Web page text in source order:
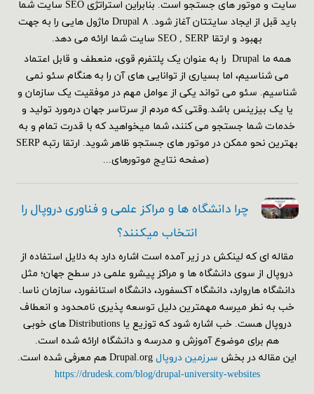
سایت و موتور های جستجو است. بنابراین استراتژی SEO سایت شما
باید قبل از ایجاد سایتتان آغاز شود. Drupal ۸ ماژول هایی را به جهت
بهبود و ارتقا SEO , SERP سایت شما ارائه می دهد.
همه ما Drupal را به عنوان یک پلتفرم قوی، منعطف و قابل اعتماد
می شناسیم، اما بسیاری از توانایی های آن را به هنگام سئو نمی
شناسیم. سئو می تواند یکی از عوامل مهم در موفقیت یک سازمان و
یا یک بیزینس باشد.وقتی که مردم از سرتاسر جهان درمورد تولید و
خدمات شما جستجو می کنند، شما میخواهید که با قدرت تمام و به
بهترین نحو ممکن در موتور های جستجو ظاهر شوید. ارتقا رتبه SERP
(صفحه نتایج موتورهای...
چرا دانشگاه ها و مراکز علمی و فناوری دروپال را
انتخاب میکنند؟
مقاله ای که لینکش در زیر آمده است اشاره دارد به دلایل استفاده از
دروپال از سوی دانشگاه ها و مراکز پیشرو علمی در سطح جهان؛ مثل
دانشگاه هاروارد، دانشگاه آکسفورد، دانشگاه استانفورد، سازمان ناسا.
خب به نطر میرسه مهمترین دلیل توسعه پذیری نامحدود و انعطاف
دروپال هست. خب اشاره شود که توزیع یا Distributions های خوبی
هم برای موضوع آموزش و مدرسه و دانشگاه ارائه شده است.
این مقاله در بخش سرزمین دروپالDrupal.org هم معرفی شده است.
https://drudesk.com/blog/drupal-university-websites